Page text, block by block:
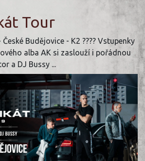
Tour
Budějovice - K2 ???? Vstupenky
alba AK si zaslouží i pořádnou
a DJ Bussy ...